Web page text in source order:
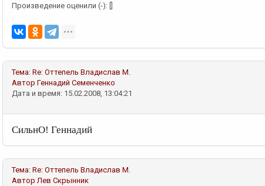
Произведение оценили (-): []
Тема: Re: Оттепель Владислав М.
Автор Геннадий Семенченко
Дата и время: 15.02.2008, 13:04:21
СильнО! Геннадий
Тема: Re: Оттепель Владислав М.
АвторЛев Скрынник